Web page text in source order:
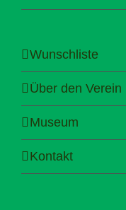
Wunschliste
Über den Verein
Museum
Kontakt